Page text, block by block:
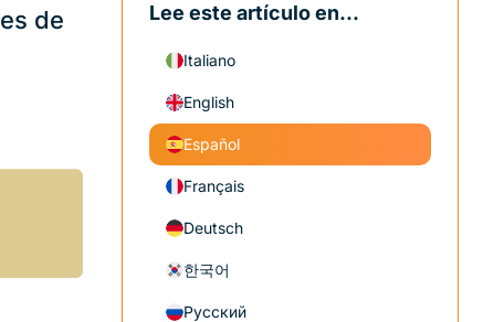
de
Lee este artículo en...
Italiano
English
Español
Français
Deutsch
한국어
Русский